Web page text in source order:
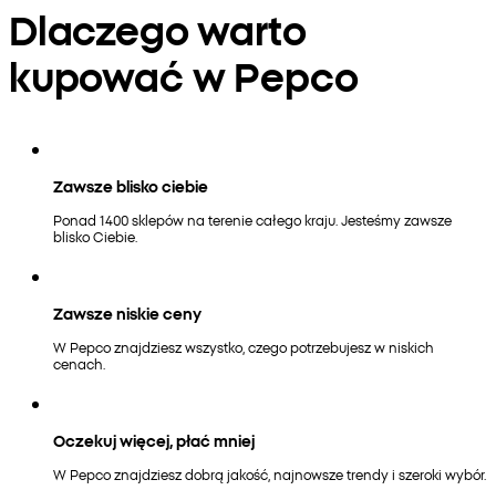
Dlaczego warto
kupować w Pepco
Zawsze blisko ciebie
Ponad 1400 sklepów na terenie całego kraju. Jesteśmy zawsze
blisko Ciebie.
Zawsze niskie ceny
W Pepco znajdziesz wszystko, czego potrzebujesz w niskich
cenach.
Oczekuj więcej, płać mniej
W Pepco znajdziesz dobrą jakość, najnowsze trendy i szeroki wybór.